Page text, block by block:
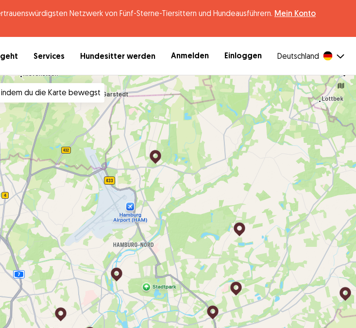
Netzwerk von Fünf-Sterne-Tiersittern und Hundeausführern. Mein Konto
Services Hundesitter werden Anmelden Einloggen Deutschland
indem du die Karte bewegst